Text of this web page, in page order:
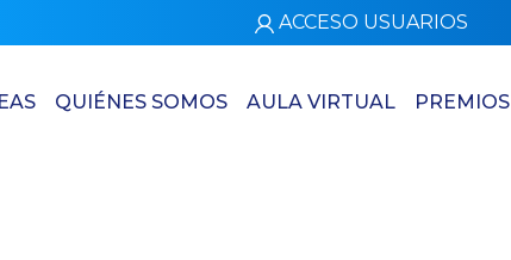
ACCESO USUARIOS
QUIÉNES SOMOS AULA VIRTUAL PREMIOS